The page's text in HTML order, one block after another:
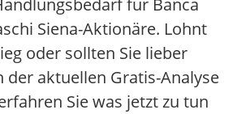
für Banca
Siena-Aktionäre. Lohnt
oder sollten Sie lieber
der aktuellen Gratis-Analyse
Sie was jetzt zu tun